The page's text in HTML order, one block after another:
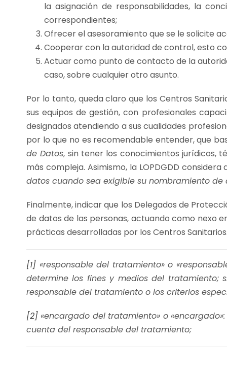
la asignación de responsabilidades, la
correspondientes;
Ofrecer el asesoramiento que se le solicite
Cooperar con la autoridad de control, esto
Actuar como punto de contacto de la
caso, sobre cualquier otro asunto.
Por lo tanto, queda claro que los Centros
sus equipos de gestión, con profesionales
designados atendiendo a sus cualidades
por lo que no es recomendable entender, que
de Datos, sin tener los conocimientos jurídicos,
más compleja. Asimismo, la LOPDGDD
datos cuando sea exigible su nombramiento
Finalmente, indicar que los Delegados de
de datos de las personas, actuando como nexo
prácticas desarrolladas por los Centros
[1] «responsable del tratamiento» o
determine los fines y medios del tratamiento;
responsable del tratamiento o los criterios
[2] «encargado del tratamiento» o
cuenta del responsable del tratamiento;